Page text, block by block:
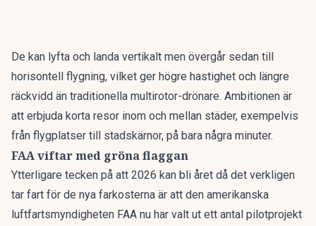
De kan lyfta och landa vertikalt men övergår sedan till
horisontell flygning, vilket ger högre hastighet och längre
räckvidd än traditionella multirotor-drönare. Ambitionen är
att erbjuda korta resor inom och mellan städer, exempelvis
från flygplatser till stadskärnor, på bara några minuter.
FAA viftar med gröna flaggan
Ytterligare tecken på att 2026 kan bli året då det verkligen
tar fart för de nya farkosterna är att den amerikanska
luftfartsmyndigheten FAA nu har valt ut ett antal pilotprojekt